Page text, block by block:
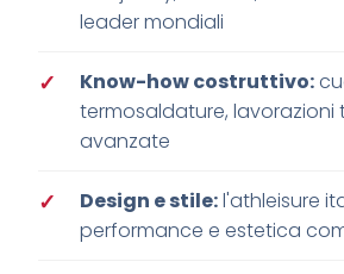
leader mondiali
Know-how costruttivo:
termosaldature, lavorazioni
avanzate
Design e stile:l'athleisure
performance e estetica